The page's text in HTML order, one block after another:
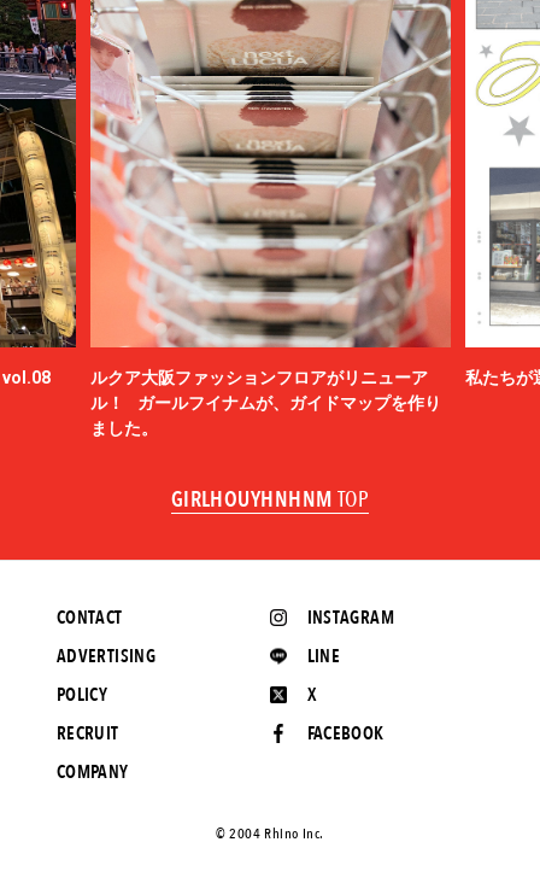
vol.08
ルクア大阪ファッションフロアがリニューア
ル！ ガールフイナムが、ガイドマップを作り
ました。
私たちが
GIRLHOUYHNHNM TOP
INSTAGRAM
LINE
X
FACEBOOK
CONTACT
ADVERTISING
POLICY
RECRUIT
COMPANY
©️ 2004 Rhino Inc.